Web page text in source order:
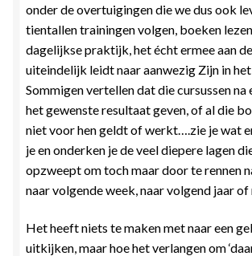
onder de overtuigingen die we dus ook
tientallen trainingen volgen, boeken
dagelijkse praktijk, het écht ermee aan
uiteindelijk leidt naar aanwezig Zijn in het
Sommigen vertellen dat die cursussen na
het gewenste resultaat geven, of al die
niet voor hen geldt of werkt….zie je wat
je en onderken je de veel diepere lagen
opzweept om toch maar door te rennen
naar volgende week, naar volgend jaar of
Het heeft niets te maken met naar een
uitkijken, maar hoe het verlangen om